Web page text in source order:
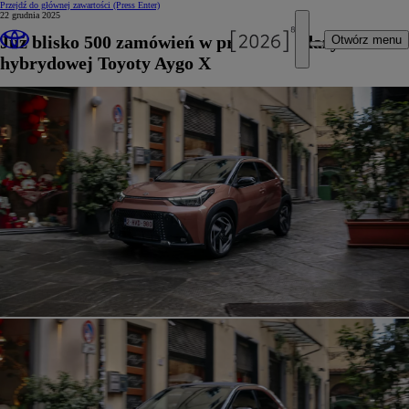
Przejdź do głównej zawartości (Press Enter)
Otwórz menu
22 grudnia 2025
Już blisko 500 zamówień w przedsprzedaży
hybrydowej Toyoty Aygo X